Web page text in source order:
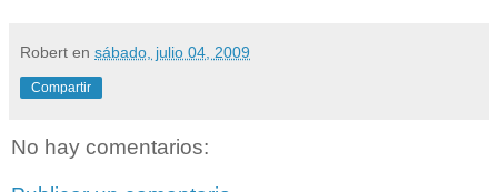
Robert en sábado, julio 04, 2009
Compartir
No hay comentarios: